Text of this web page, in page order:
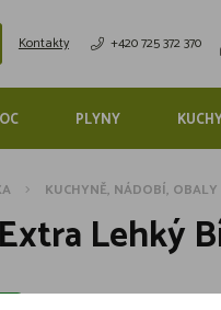
Kontakty +420 725 372 370
PLYNY
KUCHYNĚ, NÁDOBÍ, OBALY
Lehký